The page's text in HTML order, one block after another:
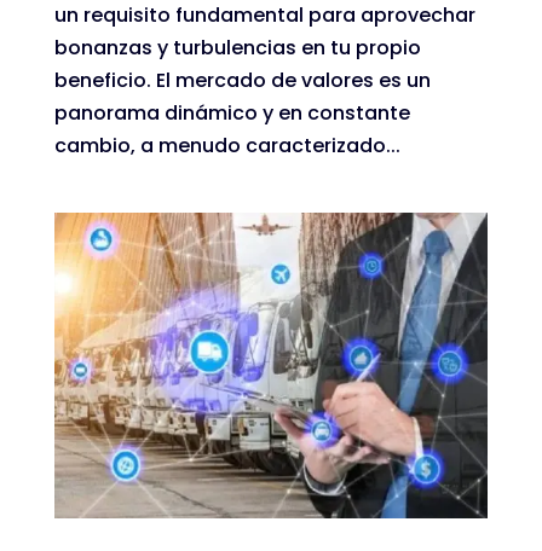
un requisito fundamental para aprovechar
bonanzas y turbulencias en tu propio
beneficio. El mercado de valores es un
panorama dinámico y en constante
cambio, a menudo caracterizado...